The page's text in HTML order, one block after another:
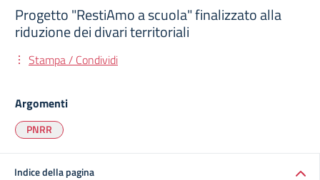
Progetto "RestiAmo a scuola" finalizzato alla
riduzione dei divari territoriali
Stampa / Condividi
Argomenti
PNRR
Indice della pagina